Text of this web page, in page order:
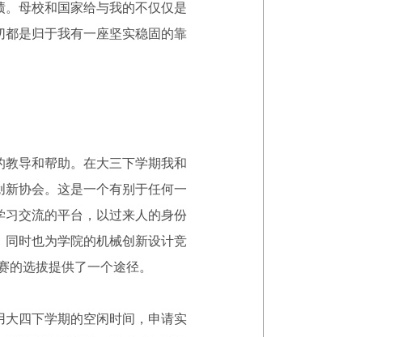
母校和国家给与我的不仅仅是
是归于我有一座坚实稳固的靠
导和帮助。在大三下学期我和
协会。这是一个有别于任何一
交流的平台，以过来人的身份
时也为学院的机械创新设计竞
选拔提供了一个途径。
四下学期的空闲时间，申请实